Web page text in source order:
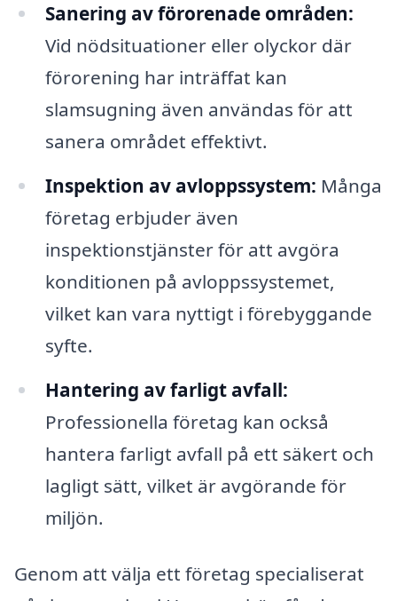
Sanering av förorenade områden:
Vid nödsituationer eller olyckor där
förorening har inträffat kan
slamsugning även användas för att
sanera området effektivt.
Inspektion av avloppssystem: Många
företag erbjuder även
inspektionstjänster för att avgöra
konditionen på avloppssystemet,
vilket kan vara nyttigt i förebyggande
syfte.
Hantering av farligt avfall:
Professionella företag kan också
hantera farligt avfall på ett säkert och
lagligt sätt, vilket är avgörande för
miljön.
Genom att välja ett företag specialiserat